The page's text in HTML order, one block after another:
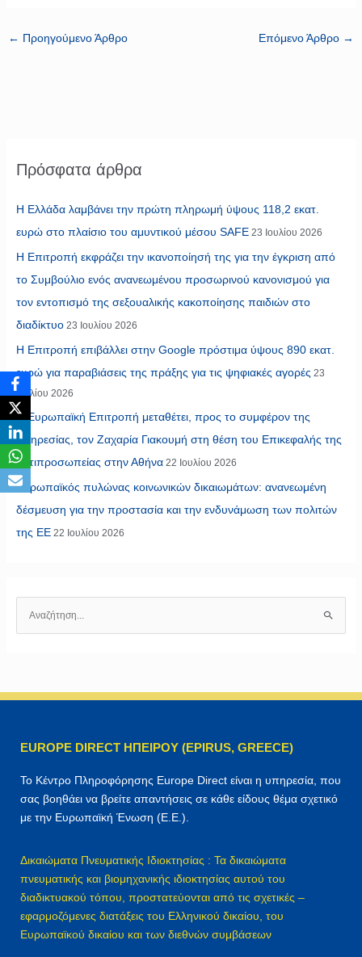
← Προηγούμενο Άρθρο Επόμενο Άρθρο →
Πρόσφατα άρθρα
Η Ελλάδα λαμβάνει την πρώτη πληρωμή ύψους 118,2 εκατ.
ευρώ στο πλαίσιο του αμυντικού μέσου SAFE 23 Ιουλίου 2026
Η Επιτροπή εκφράζει την ικανοποίησή της για την έγκριση από
το Συμβούλιο ενός ανανεωμένου προσωρινού κανονισμού για
τον εντοπισμό της σεξουαλικής κακοποίησης παιδιών στο
διαδίκτυο 23 Ιουλίου 2026
Η Επιτροπή επιβάλλει στην Google πρόστιμα ύψους 890 εκατ.
ευρώ για παραβιάσεις της πράξης για τις ψηφιακές αγορές 23
Ιουλίου 2026
Η Ευρωπαϊκή Επιτροπή μεταθέτει, προς το συμφέρον της
υπηρεσίας, τον Ζαχαρία Γιακουμή στη θέση του Επικεφαλής της
Αντιπροσωπείας στην Αθήνα 22 Ιουλίου 2026
Ευρωπαϊκός πυλώνας κοινωνικών δικαιωμάτων: ανανεωμένη
δέσμευση για την προστασία και την ενδυνάμωση των πολιτών
της ΕΕ 22 Ιουλίου 2026
ν
ή
EUROPE DIRECT ΗΠΕΙΡΟΥ (EPIRUS, GREECE)
Το Κέντρο Πληροφόρησης Europe Direct είναι η υπηρεσία, που
σας βοηθάει να βρείτε απαντήσεις σε κάθε είδους θέμα σχετικό
με την Ευρωπαϊκή Ένωση (Ε.Ε.).
Δικαιώματα Πνευματικής Ιδιοκτησίας : Τα δικαιώματα
πνευματικής και βιομηχανικής ιδιοκτησίας αυτού του
διαδικτυακού τόπου, προστατεύονται από τις σχετικές –
εφαρμοζόμενες διατάξεις του Ελληνικού δικαίου, του
Ευρωπαϊκού δικαίου και των διεθνών συμβάσεων